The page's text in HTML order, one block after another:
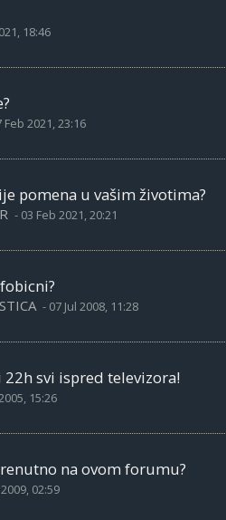
18:46
Feb 2021, 23:16
pomena u vašim životima?
- 03 Feb 2021, 20:21
- 07 Jul 2008, 11:28
svi ispred televizora!
15:26
na ovom forumu?
02:59